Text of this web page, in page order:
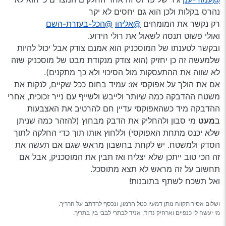
למעשה יש טיפטוף של שמן גיר
מוסכניק אחר שלהכתי אליו אמר ששום אפוקסי לא יחזיק
וחייבים להחליף גיר
מה דעתכם מה לעשות?
האם יש לקנות גיר מפירוק?
נהרס בקלות ולכן הוא גם יחסים לא יקר
רק נקשר את המומחים @אליהו @הכל-בעזרת-השם
ואולי פשוט תנסה לשאול את רולי הידוע.
ובקשר לטענתו של המוסכניק הוא אמנם צודק אבל יכול להיות
שלמעשה זה כן יחזיק (הוא צודק מנקודת מבט של מוסכניק שזה
לא שווה את ההתעסקות מול הסיכוי ולא כך מתקנים).
אם את הולך על אפוקסי אז: עמיד בחום ככל שקיים, לנקות את
משטח ההדבקה כמה שיותר ולייבש ולשייף עם נייר זכוכית, אחרי
ההדבקה מיד כשהאפוקסי עדיין חם להרטיב את האצבעות
במעט מי סבון ולהחליק את הדבק מבחוץ (להזהר כמה שניתן
שלא יכנס מתחת האפוקסי) וללחוץ אותו תוך כדי החלקה לתוך
הסדק ולמשטח. יש לקחת בחשבון מראש שגם אם תעשה את
זה הכי טוב ייתכן שלא יצליח ואז תבין את המוסכניק, אבל אם
תחשוב על זה מראש לא תצא מתוסכל.
ואל תשכח לשתף בתובנות!
ושלום אסיר תקווה נותן דמעיו כטל חרמון, ונכסף לרדתם על הרריך.
מי יעשה לי כנפיים וארחיק נדוד, אניד לבתרי לבבי בין בתריך.